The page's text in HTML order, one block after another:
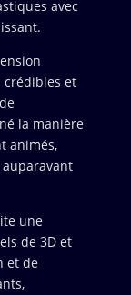
avec
crédibles et
la manière
animés,
une
de 3D et
et de